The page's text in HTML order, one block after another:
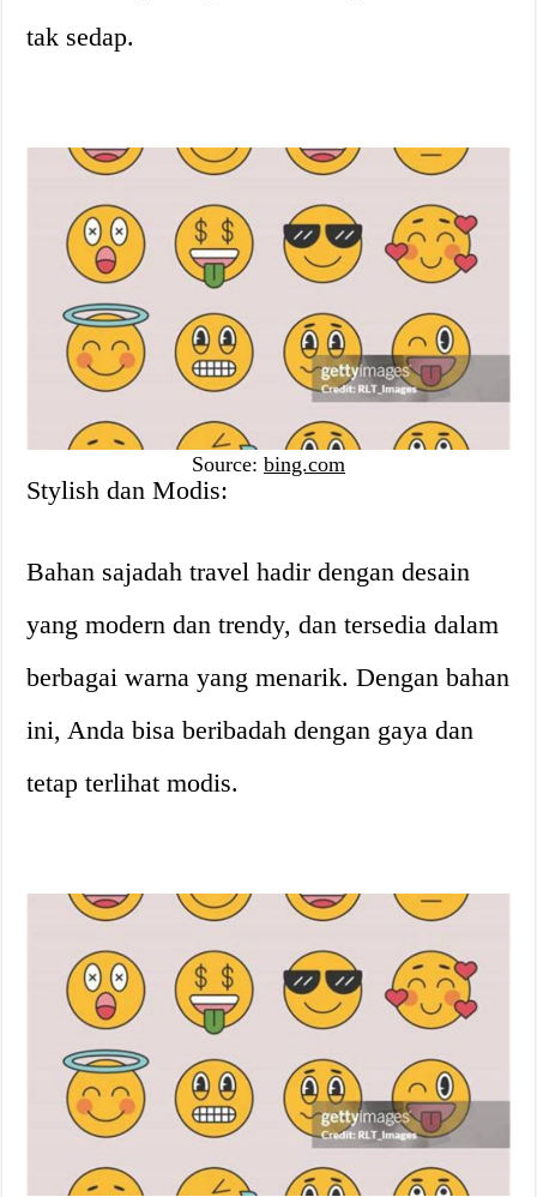
tak sedap.
Source: bing.com
Stylish dan Modis:
Bahan sajadah travel hadir dengan desain
yang modern dan trendy, dan tersedia dalam
berbagai warna yang menarik. Dengan bahan
ini, Anda bisa beribadah dengan gaya dan
tetap terlihat modis.